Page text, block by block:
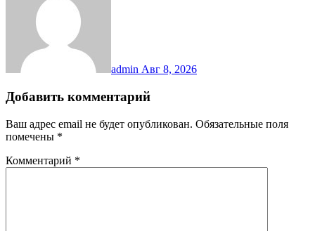
admin Авг 8, 2026
Добавить комментарий
Ваш адрес email не будет опубликован. Обязательные поля
помечены *
Комментарий *